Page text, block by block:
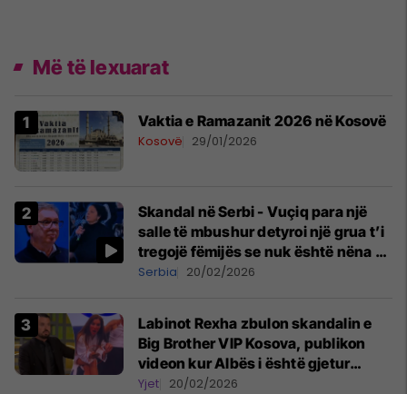
Më të lexuarat
Vaktia e Ramazanit 2026 në Kosovë
Kosovë 29/01/2026
Skandal në Serbi - Vuçiq para një
salle të mbushur detyroi një grua t’i
tregojë fëmijës se nuk është nëna e
tij
Serbia 20/02/2026
Labinot Rexha zbulon skandalin e
Big Brother VIP Kosova, publikon
videon kur Albës i është gjetur
telefoni në shtëpi
Yjet 20/02/2026